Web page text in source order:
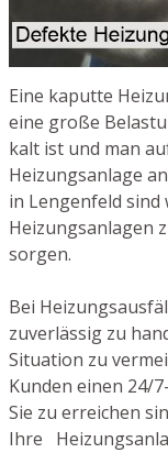
Eine kaputte
eine große
kalt ist und man
Heizungsanlage
in Lengenfeld
Heizungsanlagen
sorgen.
Bei
zuverlässig zu
Situation zu
Kunden einen 24/
Sie zu erreichen
Ihre